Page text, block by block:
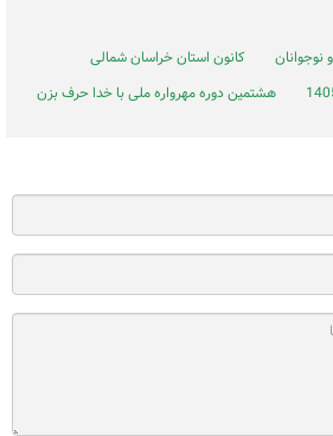
کانون استان خراسان شمالی
هشتمین دوره مهرواره ملی با خدا حرف بزن